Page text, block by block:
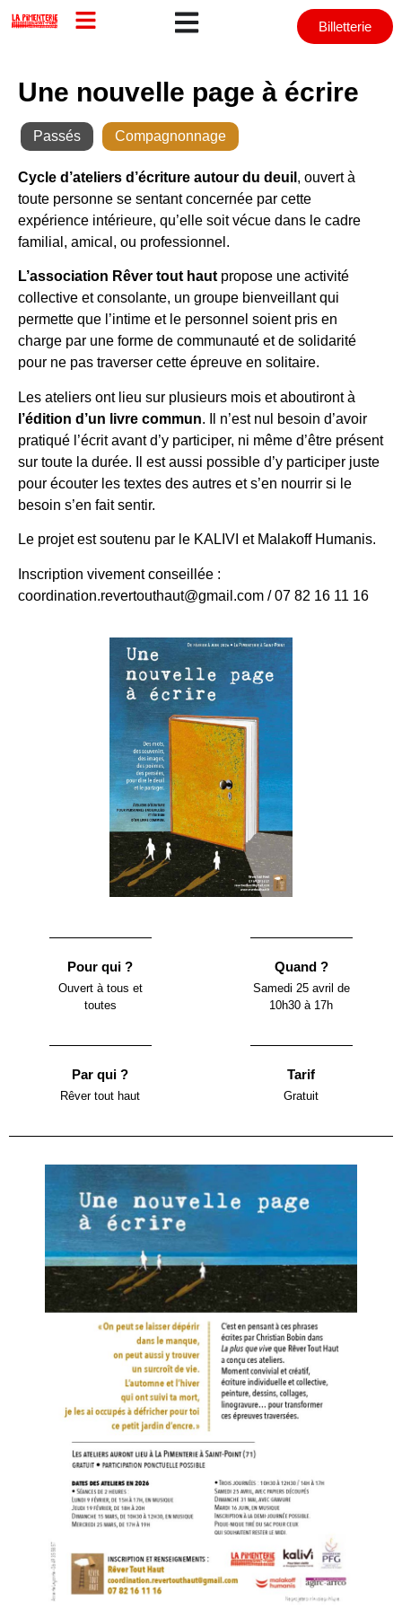
Billetterie
Une nouvelle page à écrire
Passés Compagnonnage
Cycle d’ateliers d’écriture autour du deuil , ouvert à
toute personne se sentant concernée par cette
expérience intérieure, qu’elle soit vécue dans le cadre
familial, amical, ou professionnel.
L’association Rêver tout haut propose une activité
collective et consolante, un groupe bienveillant qui
permette que l’intime et le personnel soient pris en
charge par une forme de communauté et de solidarité
pour ne pas traverser cette épreuve en solitaire.
Les ateliers ont lieu sur plusieurs mois et aboutiront à
l’édition d’un livre commun. Il n’est nul besoin d’avoir
pratiqué l’écrit avant d’y participer, ni même d’être présent
sur toute la durée. Il est aussi possible d’y participer juste
pour écouter les textes des autres et s’en nourrir si le
besoin s’en fait sentir.
Le projet est soutenu par le KALIVI et Malakoff Humanis.
Inscription vivement conseillée :
coordination.revertouthaut@gmail.com / 07 82 16 11 16
Pour qui ?
Ouvert à tous et
toutes
Quand ?
Samedi 25 avril de
10h30 à 17h
Par qui ?
Rêver tout haut
Tarif
Gratuit